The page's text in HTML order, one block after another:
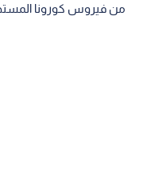
من فيروس كورونا